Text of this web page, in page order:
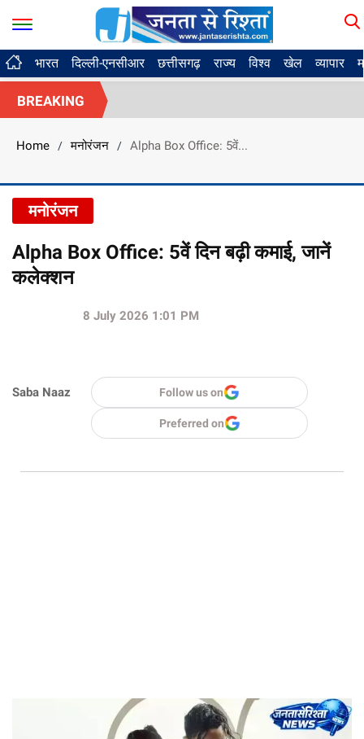
भारत दिल्ली-एनसीआर छत्तीसगढ़ राज्य विश्व खेल व्यापार
BREAKING
Home / मनोरंजन / Alpha Box Office: 5वें...
मनोरंजन
Alpha Box Office: 5वें दिन बढ़ी कमाई, जानें
कलेक्शन
Saba Naaz
8 July 2026 1:01 PM
Follow us on
Preferred on